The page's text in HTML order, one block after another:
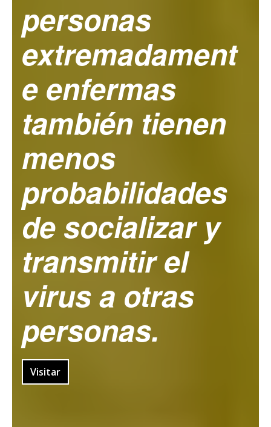
personas
extremadament
e enfermas
también tienen
menos
probabilidades
de socializar y
transmitir el
virus a otras
personas.
Visitar